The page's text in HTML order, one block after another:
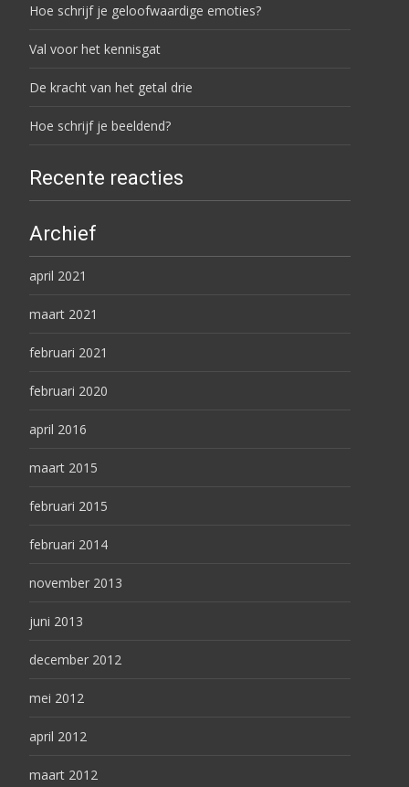
Hoe schrijf je geloofwaardige emoties?
Val voor het kennisgat
De kracht van het getal drie
Hoe schrijf je beeldend?
Recente reacties
Archief
april 2021
maart 2021
februari 2021
februari 2020
april 2016
maart 2015
februari 2015
februari 2014
november 2013
juni 2013
december 2012
mei 2012
april 2012
maart 2012